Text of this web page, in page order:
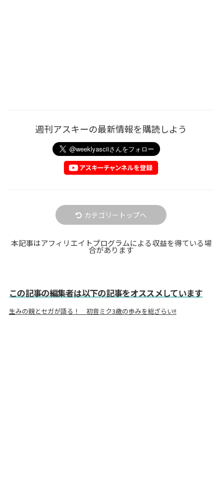
週刊アスキーの最新情報を購読しよう
カテゴリートップへ
本記事はアフィリエイトプログラムによる収益を得ている場
合があります
この記事の編集者は以下の記事をオススメしています
生みの親とセガが語る！ 初音ミク3歳の歩みを総ざらい!!